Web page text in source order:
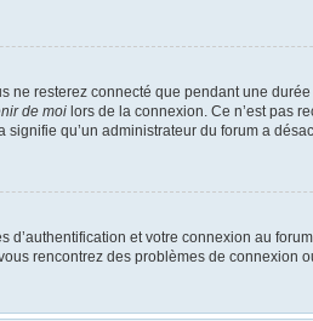
ne resterez connecté que pendant une
de moi lors de la connexion. Ce n’est pas
qu’un administrateur du forum a
et votre connexion au
rencontrez des problèmes de